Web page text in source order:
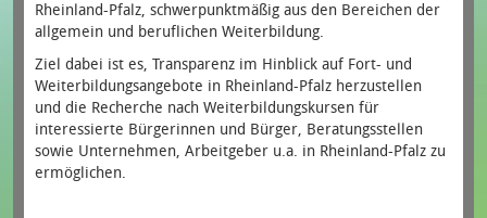
Rheinland-Pfalz, schwerpunktmäßig aus den Bereichen der
allgemein und beruflichen Weiterbildung.
Ziel dabei ist es, Transparenz im Hinblick auf Fort- und
Weiterbildungsangebote in Rheinland-Pfalz herzustellen
und die Recherche nach Weiterbildungskursen für
interessierte Bürgerinnen und Bürger, Beratungsstellen
sowie Unternehmen, Arbeitgeber u.a. in Rheinland-Pfalz zu
ermöglichen.